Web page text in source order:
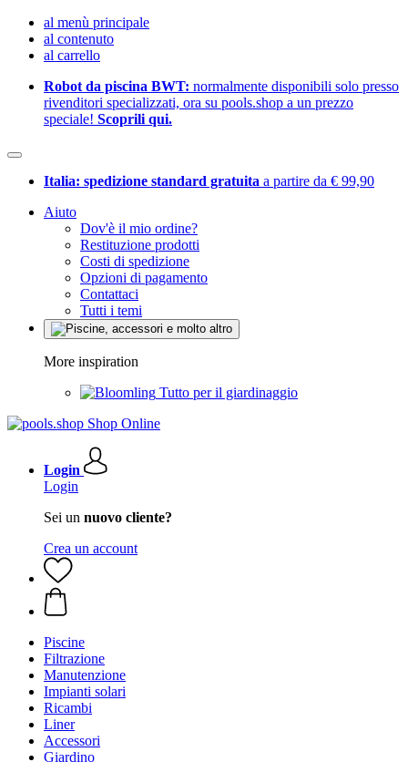
al menù principale
al contenuto
al carrello
Robot da piscina BWT: normalmente disponibili solo presso
rivenditori specializzati, ora su pools.shop a un prezzo
speciale! Scoprili qui.
Italia: spedizione standard gratuita a partire da € 99,90
Aiuto
Dov'è il mio ordine?
Restituzione prodotti
Costi di spedizione
Opzioni di pagamento
Contattaci
Tutti i temi
More inspiration
Tutto per il giardinaggio
Login
Login
Sei un nuovo cliente?
Crea un account
Piscine
Filtrazione
Manutenzione
Impianti solari
Ricambi
Liner
Accessori
Giardino